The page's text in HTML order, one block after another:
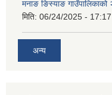
मनाङ ङिस्याङ
मिति: 06/24/2025 - 17:17
अन्य